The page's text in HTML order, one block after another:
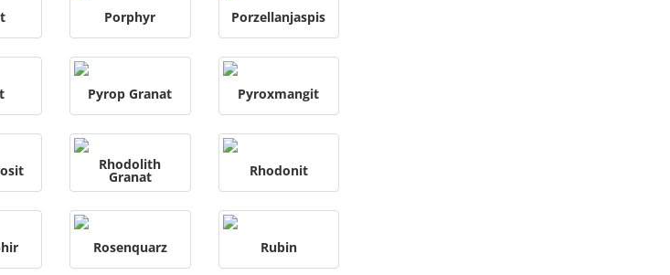
Porphyr Porzellanjaspis
Pyrop Granat Pyroxmangit
Rhodolith
Granat Rhodonit
Rosenquarz Rubin